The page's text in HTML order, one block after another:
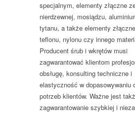
specjalnym, elementy złączne
nierdzewnej, mosiądzu,
tytanu, a także elementy
teflonu, nylonu czy innego
Producent śrub i wkrętów musi
zagwarantować klientom
obsługę, konsulting techniczne i
elastyczność w dopasowywaniu
potrzeb klientów. Ważne jest
zagwarantowanie szybkiej i